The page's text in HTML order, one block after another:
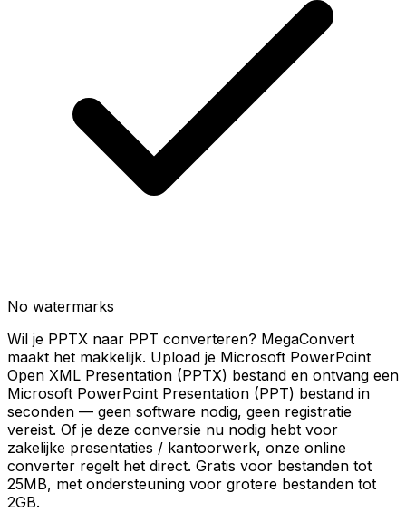
No watermarks
Wil je PPTX naar PPT converteren? MegaConvert
maakt het makkelijk. Upload je Microsoft PowerPoint
Open XML Presentation (PPTX) bestand en ontvang een
Microsoft PowerPoint Presentation (PPT) bestand in
seconden — geen software nodig, geen registratie
vereist. Of je deze conversie nu nodig hebt voor
zakelijke presentaties / kantoorwerk, onze online
converter regelt het direct. Gratis voor bestanden tot
25MB, met ondersteuning voor grotere bestanden tot
2GB.